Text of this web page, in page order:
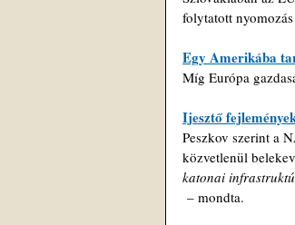
folytatott
Egy Amerikába
Míg Európa
Ijesztő
Peszkov szerint a
közvetlenül
katonai
– mondta.